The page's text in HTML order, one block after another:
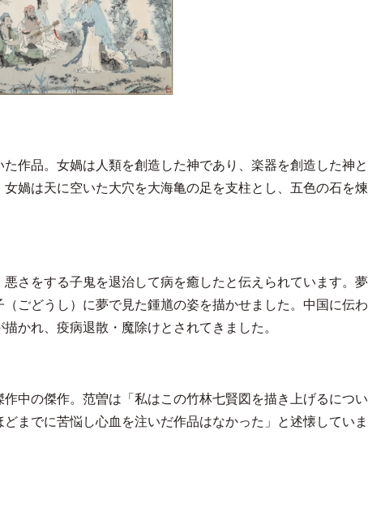
作品。女媧は人類を創造した神であり、楽器を創造した神
媧は天に空いた大穴を大海亀の足を支柱とし、五色の石を
さをする子鬼を退治して病を癒したと伝えられています。
ごどうし）に夢で見た鍾馗の姿を描かせました。中国に伝
かれ、疫病退散・魔除けとされてきました。
中の傑作。范曽は「私はこの竹林七賢図を描き上げるにつ
までに苦悩し心血を注いだ作品はなかった」と述懐していま